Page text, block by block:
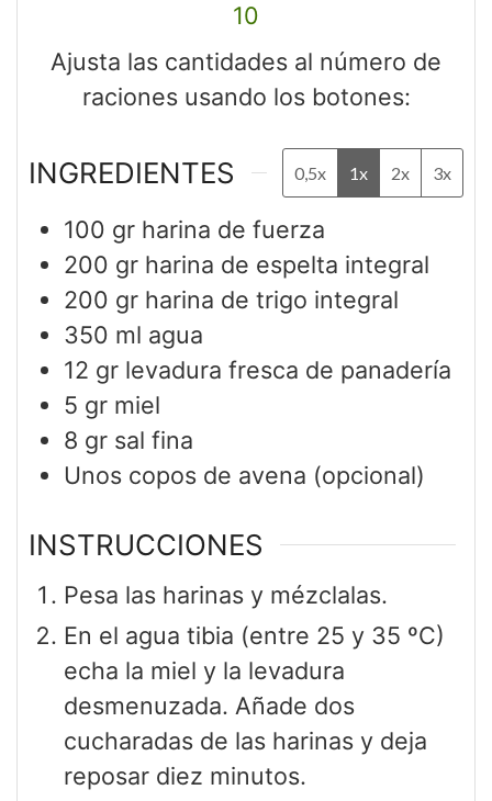
10
Ajusta las cantidades al número de
raciones usando los botones:
INGREDIENTES 0,5x 1x 2x 3x
100 gr harina de fuerza
200 gr harina de espelta integral
200 gr harina de trigo integral
350 ml agua
12 gr levadura fresca de panadería
5 gr miel
8 gr sal fina
Unos copos de avena (opcional)
INSTRUCCIONES
Pesa las harinas y mézclalas.
En el agua tibia (entre 25 y 35 ºC)
echa la miel y la levadura
desmenuzada. Añade dos
cucharadas de las harinas y deja
reposar diez minutos.